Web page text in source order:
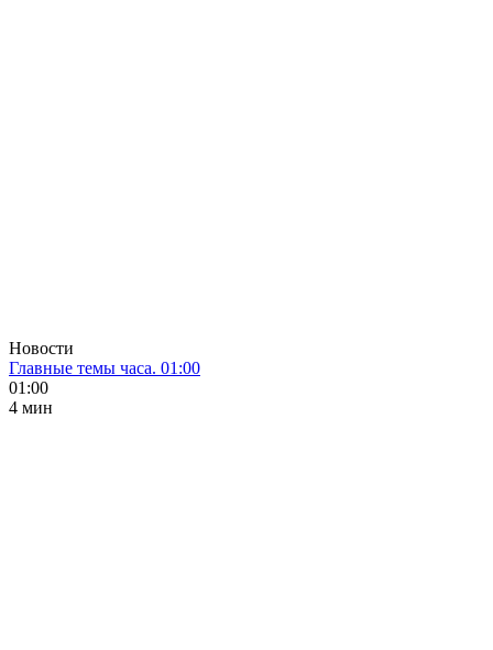
Новости
Главные темы часа. 01:00
01:00
4 мин